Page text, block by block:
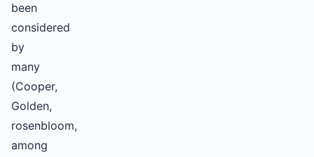
been
considered
by
many
(Cooper,
Golden,
rosenbloom,
among